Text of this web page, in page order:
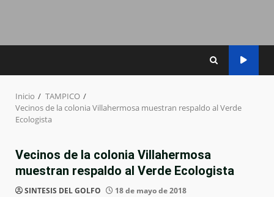
Inicio
TAMPICO
Vecinos de la colonia Villahermosa muestran respaldo al Verde
Ecologista
Vecinos de la colonia Villahermosa
muestran respaldo al Verde Ecologista
SINTESIS DEL GOLFO 18 de mayo de 2018